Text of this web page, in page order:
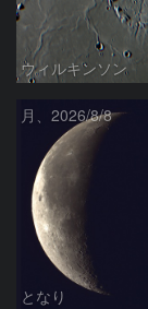
ウィルキンソン
月、2026/8/8
となり